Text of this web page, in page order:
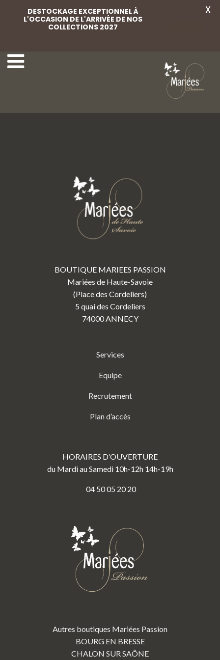
BOUTIQUE MARIEES PASSION
Mariées de Haute-Savoie
(Place des Cordeliers)
5 quai des Cordeliers
74000 ANNECY
Services
Equipe
Recrutement
Plan d’accès
HORAIRES D’OUVERTURE
du Mardi au Samedi 10h-12h 14h-19h
04 50 05 20 20
Autres boutiques Mariées Passion
BOURG EN BRESSE
CHALON SUR SAÔNE
DESTOCKAGE EXCEPTIONNEL À
L'OCCASION DE L'ARRIVÉE DE NOS
COLLECTIONS 2027
X